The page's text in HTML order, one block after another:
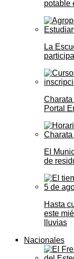
potable
La
Portal
El
de
Hasta
este
lluvias
Nacionales